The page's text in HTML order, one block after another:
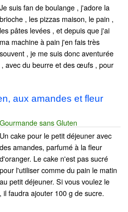
Je suis fan de boulange , j'adore la
brioche , les pizzas maison, le pain ,
les pâtes levées , et depuis que j'ai
ma machine à pain j'en fais très
souvent , je me suis donc aventurée
avec du beurre et des œufs , pour
aux amandes et fleur
Gourmande sans Gluten
Un cake pour le petit déjeuner avec
des amandes, parfumé à la fleur
d'oranger. Le cake n'est pas sucré
pour l'utiliser comme du pain le matin
au petit déjeuner. Si vous voulez le
faudra ajouter 100 g de sucre.